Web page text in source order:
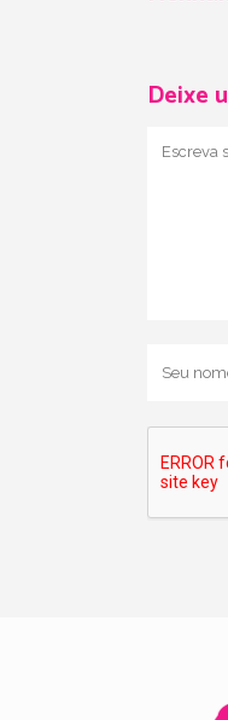
Deixe